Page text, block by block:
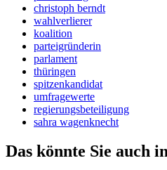
christoph berndt
wahlverlierer
koalition
parteigründerin
parlament
thüringen
spitzenkandidat
umfragewerte
regierungsbeteiligung
sahra wagenknecht
Das könnte Sie auch